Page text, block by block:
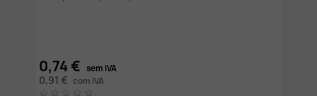
0,74 € sem IVA
0,91 € com IVA